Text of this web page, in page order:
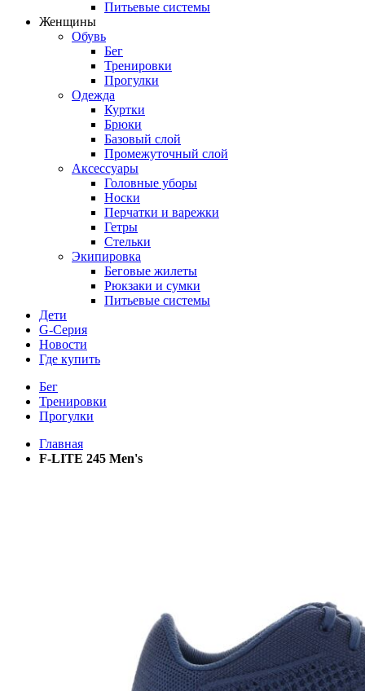
Питьевые системы
Женщины
Обувь
Бег
Тренировки
Прогулки
Одежда
Куртки
Брюки
Базовый слой
Промежуточный слой
Аксессуары
Головные уборы
Носки
Перчатки и варежки
Гетры
Стельки
Экипировка
Беговые жилеты
Рюкзаки и сумки
Питьевые системы
Дети
G-Серия
Новости
Где купить
Бег
Тренировки
Прогулки
Главная
F-LITE 245 Men's